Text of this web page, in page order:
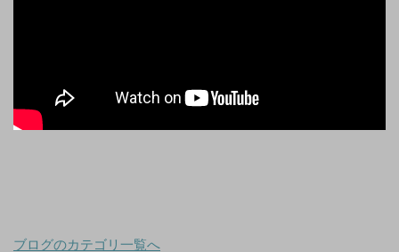
ブログのカテゴリ一覧へ